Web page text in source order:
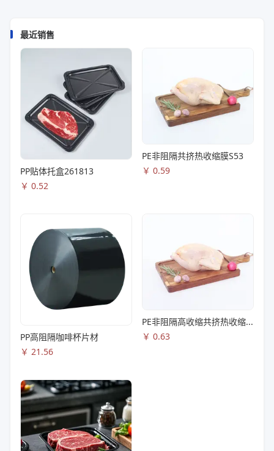
最近销售
PP贴体托盒261813
￥ 0.52
PE非阻隔共挤热收缩膜S53
￥ 0.59
PP高阻隔咖啡杯片材
￥ 21.56
PE非阻隔高收缩共挤热收缩膜S83
￥ 0.63